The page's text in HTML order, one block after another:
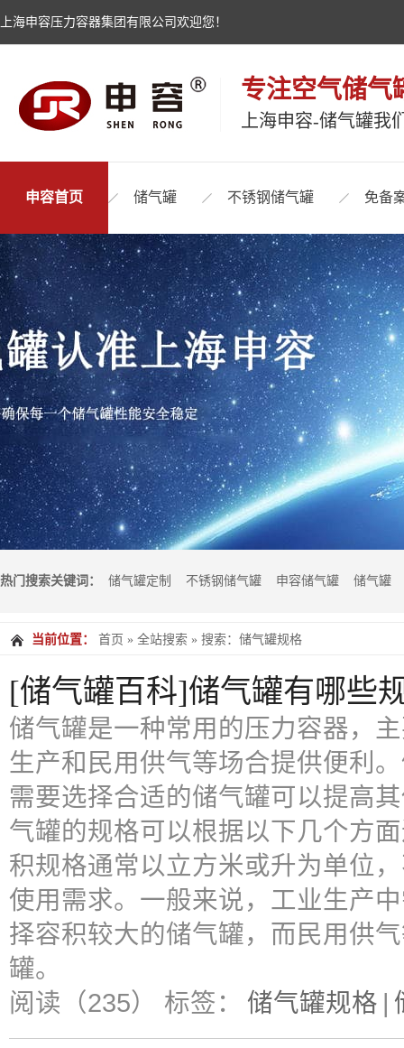
上海申容压力容器集团有限公司欢迎您！
专注空气储气
上海申容-储气罐我
申容首页 储气罐 不锈钢储气罐 免备
热门搜索关键词： 储气罐定制 不锈钢储气罐 申容储气罐 储气罐
气罐价格 储气罐品牌 储气罐容量2方
当前位置： 首页 » 全站搜索 » 搜索：储气罐规格
[储气罐百科]储气罐有哪些
储气罐是一种常用的压力容器，
生产和民用供气等场合提供便利
需要选择合适的储气罐可以提高
气罐的规格可以根据以下几个方
积规格通常以立方米或升为单位
使用需求。一般来说，工业生产
择容积较大的储气罐，而民用供
罐。
阅读（235） 标签： 储气罐规格 |